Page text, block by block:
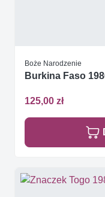
Boże Narodzenie
Burkina Faso
125,00 zł